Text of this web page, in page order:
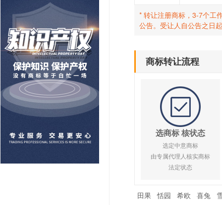
* 转让注册商标，3-7个工
公告。受让人自公告之日
商标转让流程
选商标 核状态
选定中意商标
由专属代理人核实商标
法定状态
田果 恬园 希欧 喜兔